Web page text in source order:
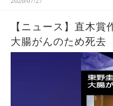
【ニュース】直木
大腸がんのため死